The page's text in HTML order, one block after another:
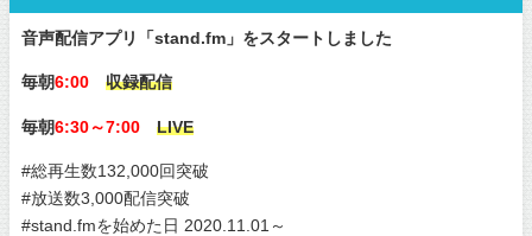
音声配信アプリ「stand.fm」をスタートしました
毎朝6:00 収録配信
毎朝6:30～7:00 LIVE
#総再生数132,000回突破
#放送数3,000配信突破
#stand.fmを始めた日 2020.11.01～